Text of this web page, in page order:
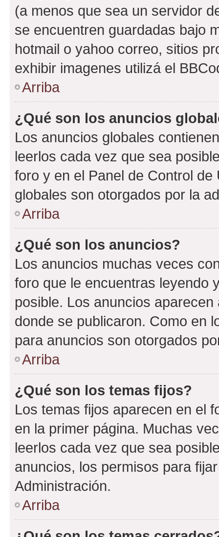
(a menos que sea un servidor
se encuentren guardadas bajo
hotmail o yahoo correo, sitios
exhibir imagenes utilizá el
Arriba
¿Qué son los anuncios
Los anuncios globales
leerlos cada vez que sea
foro y en el Panel de Control
globales son otorgados por la
Arriba
¿Qué son los anuncios?
Los anuncios muchas veces
foro que le encuentras leyendo
posible. Los anuncios
donde se publicaron. Como en
para anuncios son otorgados
Arriba
¿Qué son los temas fijos?
Los temas fijos aparecen en el
en la primer página. Muchas
leerlos cada vez que sea
anuncios, los permisos para
Administración.
Arriba